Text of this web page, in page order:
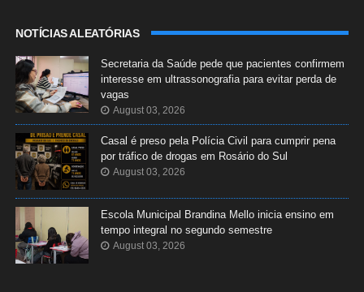
NOTÍCIAS ALEATÓRIAS
Secretaria da Saúde pede que pacientes confirmem
interesse em ultrassonografia para evitar perda de
vagas
August 03, 2026
Casal é preso pela Polícia Civil para cumprir pena
por tráfico de drogas em Rosário do Sul
August 03, 2026
Escola Municipal Brandina Mello inicia ensino em
tempo integral no segundo semestre
August 03, 2026